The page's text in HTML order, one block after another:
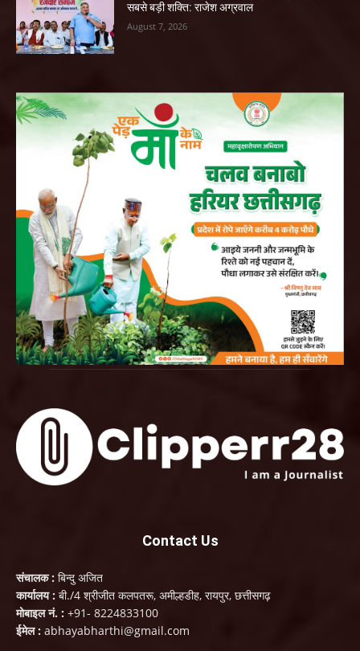
सबसे बड़ी शक्ति: राजेश अग्रवाल
August 7, 2026
Contact Us
संचालक : बिन्दु अजित
कार्यालय : बी./4 श्रीजीत कलपतरू, अमील्हडीह, रायपुर, छत्तीसगढ़
मोबाइल नं. : +91- 8224833100
ईमेल : abhayabharthi@gmail.com